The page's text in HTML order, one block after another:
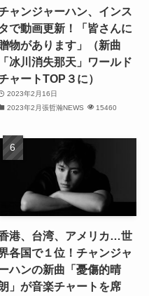
ャンジャーハン、インス
で動画更新！「皆さんに
物があります」（新曲
「冰川消失那天」ワールド
ャートTOP３に）
2023年2月16日
2023年2月張哲瀚NEWS
15460
港、台湾、アメリカ…世
各国で１位！チャンジャ
ハンの新曲「憂傷的晴
」が音楽チャートを席